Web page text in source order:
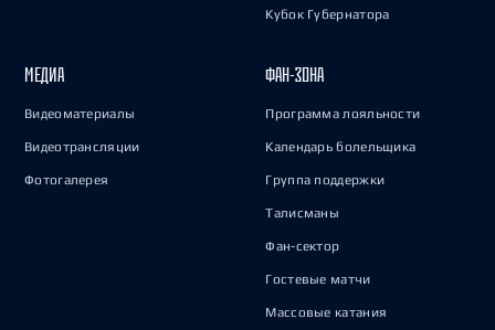
Кубок Губернатора
МЕДИА
Видеоматериалы
Видеотрансляции
Фотогалерея
ФАН-ЗОНА
Программа лояльности
Календарь болельщика
Группа поддержки
Талисманы
Фан-сектор
Гостевые матчи
Массовые катания